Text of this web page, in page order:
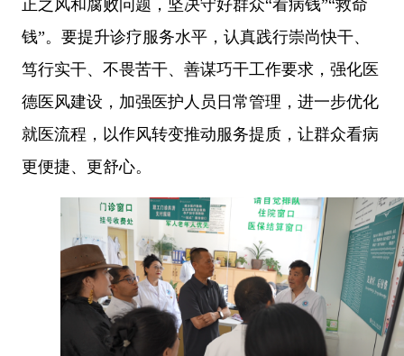
正之风和腐败问题，坚决守好群众“看病钱”“救命
钱”。要提升诊疗服务水平，认真践行崇尚快干、
笃行实干、不畏苦干、善谋巧干工作要求，强化医
德医风建设，加强医护人员日常管理，进一步优化
就医流程，以作风转变推动服务提质，让群众看病
更便捷、更舒心。